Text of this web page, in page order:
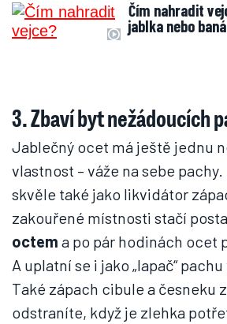
Čím nahradit
jablka nebo
3. Zbaví byt nežádoucích
Jablečný ocet má ještě jednu
vlastnost – váže na sebe
skvěle také jako likvidátor
zakouřené místnosti stačí
octem a po pár hodinách ocet
A uplatní se i jako „lapač“
Také zápach cibule a česneku
odstraníte, když je zlehka